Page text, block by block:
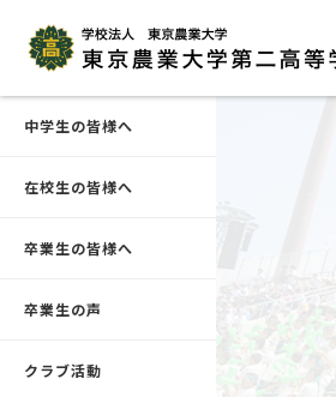
中学生の皆様へ
在校生の皆様へ
卒業生の皆様へ
卒業生の声
クラブ活動